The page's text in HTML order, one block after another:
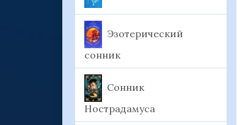
Эзотерический
сонник
Сонник
Нострадамуса